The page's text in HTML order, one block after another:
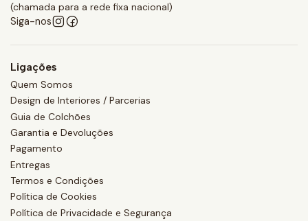
(chamada para a rede fixa nacional)
Siga-nos
Ligações
Quem Somos
Design de Interiores / Parcerias
Guia de Colchões
Garantia e Devoluções
Pagamento
Entregas
Termos e Condições
Política de Cookies
Política de Privacidade e Segurança